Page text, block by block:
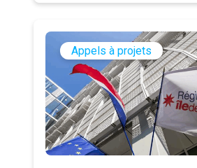
Appels à projets